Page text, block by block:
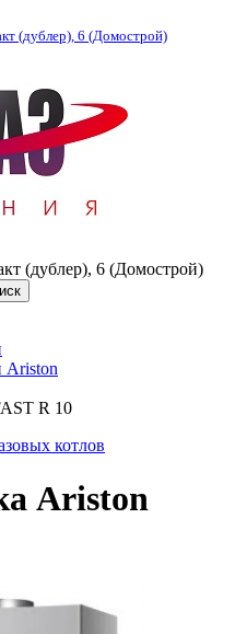
(дублер), 6 (Домострой)
(дублер), 6 (Домострой)
Ariston
R 10
Ariston